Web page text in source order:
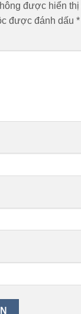
được hiển thị
được đánh dấu *